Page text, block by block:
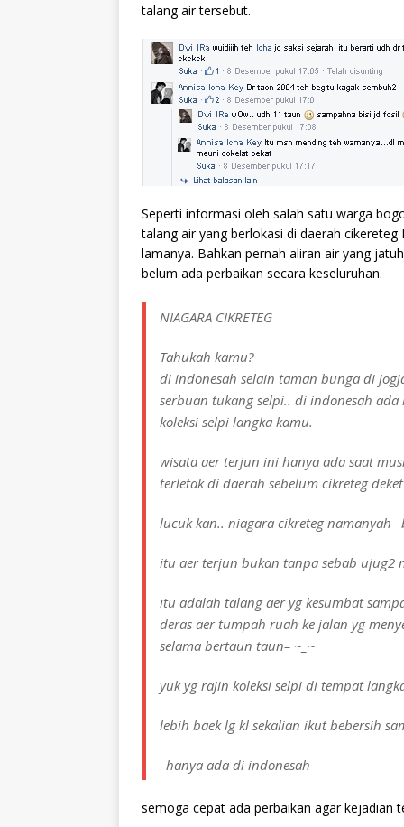
talang air tersebut.
Seperti informasi oleh salah satu warga
talang air yang berlokasi di daerah
lamanya. Bahkan pernah aliran air yang
belum ada perbaikan secara keseluruhan.
NIAGARA CIKRETEG
Tahukah kamu?
di indonesah selain taman bunga di
serbuan tukang selpi.. di indonesah
koleksi selpi langka kamu.
wisata aer terjun ini hanya ada saat
terletak di daerah sebelum cikreteg
lucuk kan.. niagara cikreteg namanyah
itu aer terjun bukan tanpa sebab ujug2
itu adalah talang aer yg kesumbat
deras aer tumpah ruah ke jalan yg
selama bertaun taun– ~_~
yuk yg rajin koleksi selpi di tempat
lebih baek lg kl sekalian ikut bebersih
–hanya ada di indonesah—
semoga cepat ada perbaikan agar kejadian